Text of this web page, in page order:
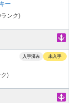
ー
ンク)
入手済み 未入手
ク)